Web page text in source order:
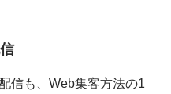
信も、Web集客方法の1